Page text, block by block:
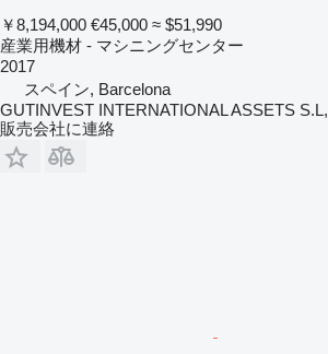
￥8,194,000 €45,000 ≈ $51,990
産業用機材 - マシニングセンター
2017
スペイン, Barcelona
GUTINVEST INTERNATIONAL ASSETS S.L,
販売会社に連絡